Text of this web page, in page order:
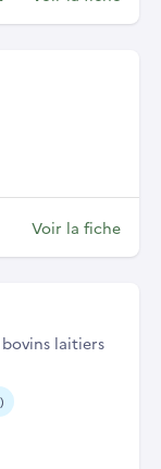
Voir la fiche
bovins laitiers